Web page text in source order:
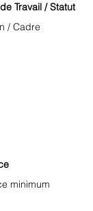
Travail / Statut
/ Cadre
minimum